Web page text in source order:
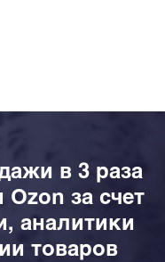
в 3 раза
за счет
аналитики
товаров